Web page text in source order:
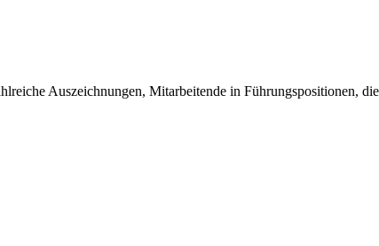
Auszeichnungen, Mitarbeitende in Führungspositionen,